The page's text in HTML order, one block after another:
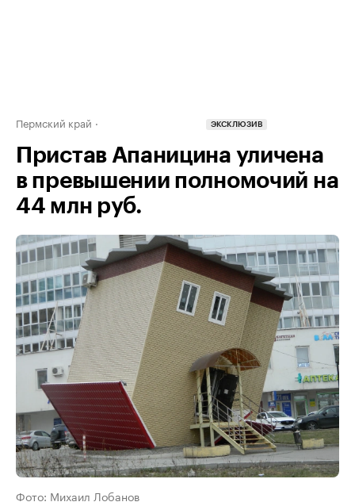
Пермский край ЭКСКЛЮЗИВ
Пристав Апаницина уличена
в превышении полномочий на
44 млн руб.
Фото: Михаил Лобанов